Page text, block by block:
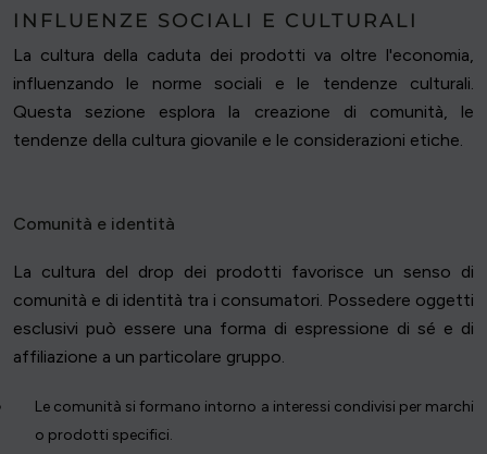
INFLUENZE SOCIALI E CULTURALI
La cultura della caduta dei prodotti va oltre l'economia,
influenzando le norme sociali e le tendenze culturali.
Questa sezione esplora la creazione di comunità, le
tendenze della cultura giovanile e le considerazioni etiche.
Comunità e identità
La cultura del drop dei prodotti favorisce un senso di
comunità e di identità tra i consumatori. Possedere oggetti
esclusivi può essere una forma di espressione di sé e di
affiliazione a un particolare gruppo.
Le comunità si formano intorno a interessi condivisi per marchi
o prodotti specifici.